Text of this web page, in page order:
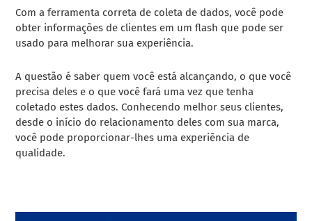
Com a ferramenta correta de coleta de dados, você pode
obter informações de clientes em um flash que pode ser
usado para melhorar sua experiência.
A questão é saber quem você está alcançando, o que você
precisa deles e o que você fará uma vez que tenha
coletado estes dados. Conhecendo melhor seus clientes,
desde o início do relacionamento deles com sua marca,
você pode proporcionar-lhes uma experiência de
qualidade.